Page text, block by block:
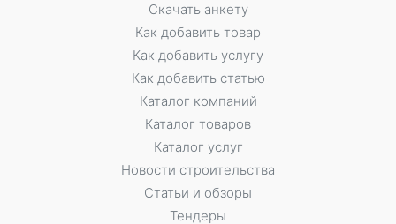
Скачать анкету
Как добавить товар
Как добавить услугу
Как добавить статью
Каталог компаний
Каталог товаров
Каталог услуг
Новости строительства
Статьи и обзоры
Тендеры